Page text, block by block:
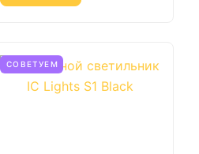
СОВЕТУЕМ